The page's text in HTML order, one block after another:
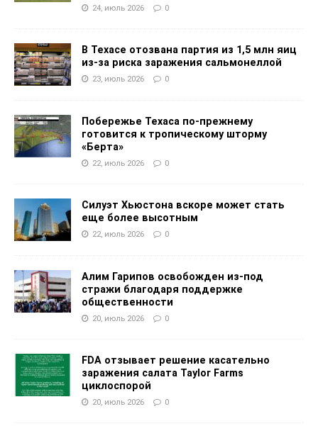
24, июль 2026 0
В Техасе отозвана партия из 1,5 млн яиц
из-за риска заражения сальмонеллой
23, июль 2026 0
Побережье Техаса по-прежнему
готовится к тропическому шторму
«Берта»
22, июль 2026 0
Силуэт Хьюстона вскоре может стать
еще более высотным
22, июль 2026 0
Алим Гарипов освобожден из-под
стражи благодаря поддержке
общественности
20, июль 2026 0
FDA отзывает решение касательно
заражения салата Taylor Farms
циклоспорой
20, июль 2026 0